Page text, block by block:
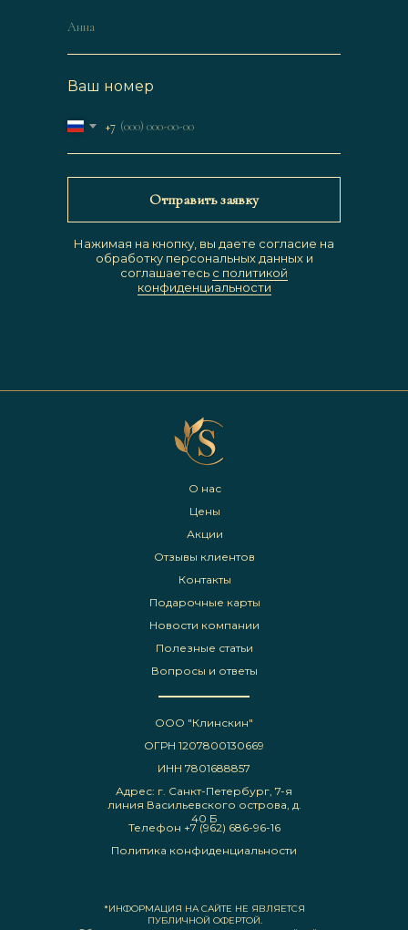
Ваш номер
+7
Отправить заявку
Нажимая на кнопку, вы даете согласие на
обработку персональных данных и
соглашаетесь c политикой
конфиденциальности
*ИНФОРМАЦИЯ НА САЙТЕ НЕ ЯВЛЯЕТСЯ
ПУБЛИЧНОЙ ОФЕРТОЙ.
Политика конфиденциальности
ООО "Клинскин"
ИНН 7801688857
Адрес: г. Санкт-Петербург, 7-я
линия Васильевского острова, д.
40 Б
Телефон +7 (962) 686-96-16
ОГРН 1207800130669
Новости компании
О нас
Акции
Подарочные карты
Полезные статьи
Вопросы и ответы
Цены
Отзывы клиентов
Контакты